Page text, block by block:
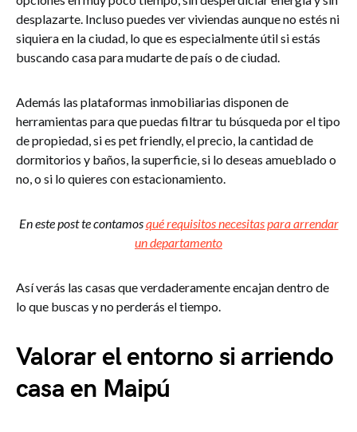
desplazarte. Incluso puedes ver viviendas aunque no estés ni
siquiera en la ciudad, lo que es especialmente útil si estás
buscando casa para mudarte de país o de ciudad.
Además las plataformas inmobiliarias disponen de
herramientas para que puedas filtrar tu búsqueda por el tipo
de propiedad, si es pet friendly, el precio, la cantidad de
dormitorios y baños, la superficie, si lo deseas amueblado o
no, o si lo quieres con estacionamiento.
En este post te contamosqué requisitos necesitas para arrendar
un departamento
Así verás las casas que verdaderamente encajan dentro de
lo que buscas y no perderás el tiempo.
Valorar el entorno si arriendo
casa en Maipú